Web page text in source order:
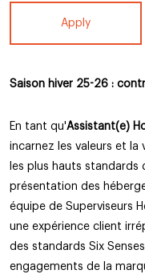
Apply
Saison hiver 25-26 :
En tant qu'Assistant(e)
incarnez les valeurs et la
les plus hauts
présentation des
équipe de Superviseurs
une expérience client
des standards Six
engagements de la